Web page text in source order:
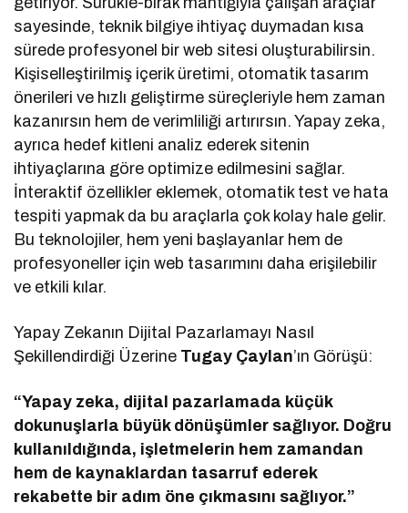
sayesinde, teknik bilgiye ihtiyaç duymadan kısa
sürede profesyonel bir web sitesi oluşturabilirsin.
Kişiselleştirilmiş içerik üretimi, otomatik tasarım
önerileri ve hızlı geliştirme süreçleriyle hem zaman
kazanırsın hem de verimliliği artırırsın. Yapay zeka,
ayrıca hedef kitleni analiz ederek sitenin
ihtiyaçlarına göre optimize edilmesini sağlar.
İnteraktif özellikler eklemek, otomatik test ve hata
tespiti yapmak da bu araçlarla çok kolay hale gelir.
Bu teknolojiler, hem yeni başlayanlar hem de
profesyoneller için web tasarımını daha erişilebilir
ve etkili kılar.
Yapay Zekanın Dijital Pazarlamayı Nasıl
Şekillendirdiği Üzerine Tugay Çaylan’ın Görüşü:
“Yapay zeka, dijital pazarlamada küçük
dokunuşlarla büyük dönüşümler sağlıyor. Doğru
kullanıldığında, işletmelerin hem zamandan
hem de kaynaklardan tasarruf ederek
rekabette bir adım öne çıkmasını sağlıyor.”